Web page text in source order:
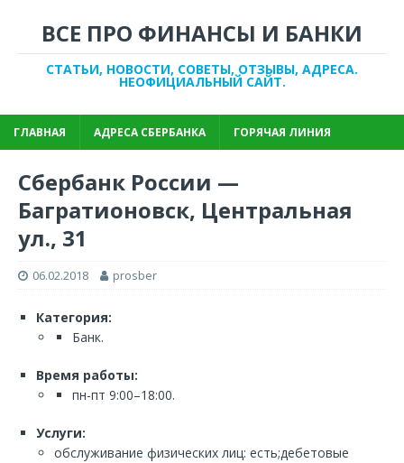
ВСЕ ПРО ФИНАНСЫ И БАНКИ
СТАТЬИ, НОВОСТИ, СОВЕТЫ, ОТЗЫВЫ, АДРЕСА.
НЕОФИЦИАЛЬНЫЙ САЙТ.
ГЛАВНАЯ АДРЕСА СБЕРБАНКА ГОРЯЧАЯ ЛИНИЯ
Сбербанк России —
Багратионовск, Центральная
ул., 31
06.02.2018 prosber
Категория:
Банк.
Время работы:
пн-пт 9:00–18:00.
Услуги:
обслуживание физических лиц: есть;дебетовые